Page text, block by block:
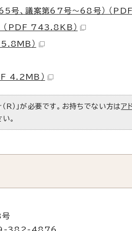
号、議案第67号～68号） （
（PDF 743.8KB）
5.8MB）
4.2MB）
）」が必要です。お持ちでない方はア
。
382-4876